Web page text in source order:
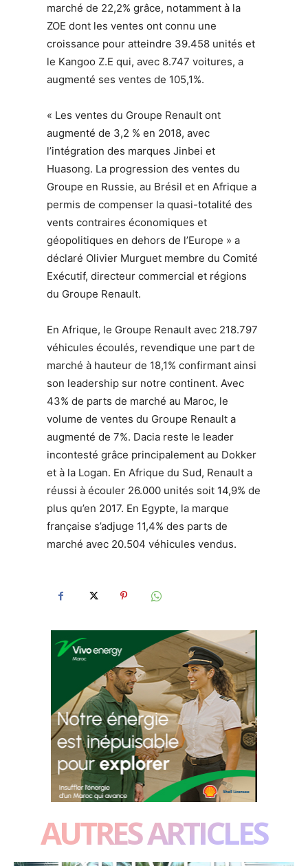
marché de 22,2% grâce, notamment à la
ZOE dont les ventes ont connu une
croissance pour atteindre 39.458 unités et
le Kangoo Z.E qui, avec 8.747 voitures, a
augmenté ses ventes de 105,1%.
« Les ventes du Groupe Renault ont
augmenté de 3,2 % en 2018, avec
l’intégration des marques Jinbei et
Huasong. La progression des ventes du
Groupe en Russie, au Brésil et en Afrique a
permis de compenser la quasi-totalité des
vents contraires économiques et
géopolitiques en dehors de l’Europe » a
déclaré Olivier Murguet membre du Comité
Exécutif, directeur commercial et régions
du Groupe Renault.
En Afrique, le Groupe Renault avec 218.797
véhicules écoulés, revendique une part de
marché à hauteur de 18,1% confirmant ainsi
son leadership sur notre continent. Avec
43% de parts de marché au Maroc, le
volume de ventes du Groupe Renault a
augmenté de 7%. Dacia reste le leader
incontesté grâce principalement au Dokker
et à la Logan. En Afrique du Sud, Renault a
réussi à écouler 26.000 unités soit 14,9% de
plus qu’en 2017. En Egypte, la marque
française s’adjuge 11,4% des parts de
marché avec 20.504 véhicules vendus.
AUTRES ARTICLES